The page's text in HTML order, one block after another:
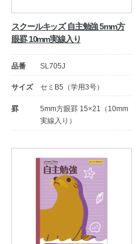
スクールキッズ 自主勉強 5mm方
眼罫 10mm実線入り
品番 SL705J
サイズ セミB5（学用3号）
罫
5mm方眼罫 15×21（10mm
実線入り）